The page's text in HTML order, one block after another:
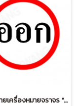
BISON ป้ายเครื่องหมายจราจร "ออก OUT" 45 cm.